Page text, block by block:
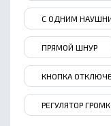
С ОДНИМ
ПРЯМОЙ ШНУР
КНОПКА
РЕГУЛЯТОР